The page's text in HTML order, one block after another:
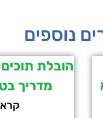
נוספים
הובלת
מדריך